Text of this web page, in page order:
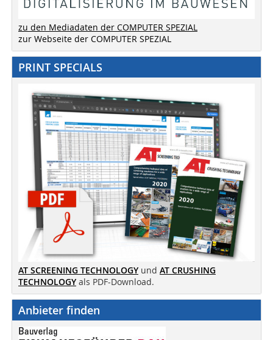
zu den Mediadaten der COMPUTER SPEZIAL
zur Webseite der COMPUTER SPEZIAL
PRINT SPECIALS
AT SCREENING TECHNOLOGY und AT CRUSHING
TECHNOLOGY als PDF-Download.
Anbieter finden